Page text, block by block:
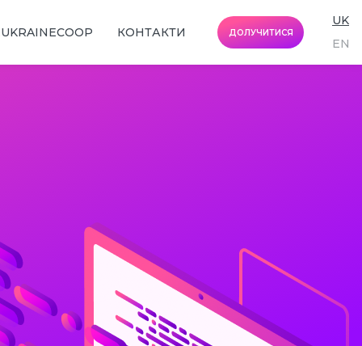
КОНТАКТИ ДОЛУЧИТИСЯ
UK
EN